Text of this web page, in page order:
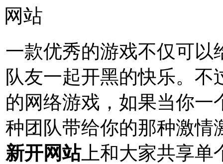
网站
一款优秀的游戏不仅可以
队友一起开黑的快乐。
的网络游戏，如果当你一
种团队带给你的那种激情
新开网站上和大家共享单